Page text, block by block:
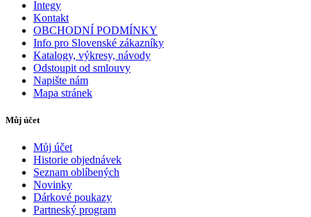
Integy
Kontakt
OBCHODNÍ PODMÍNKY
Info pro Slovenské zákazníky
Katalogy, výkresy, návody
Odstoupit od smlouvy
Napište nám
Mapa stránek
Můj účet
Můj účet
Historie objednávek
Seznam oblíbených
Novinky
Dárkové poukazy
Partneský program